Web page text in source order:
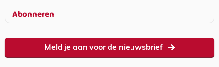
Abonneren
Meld je aan voor de nieuwsbrief